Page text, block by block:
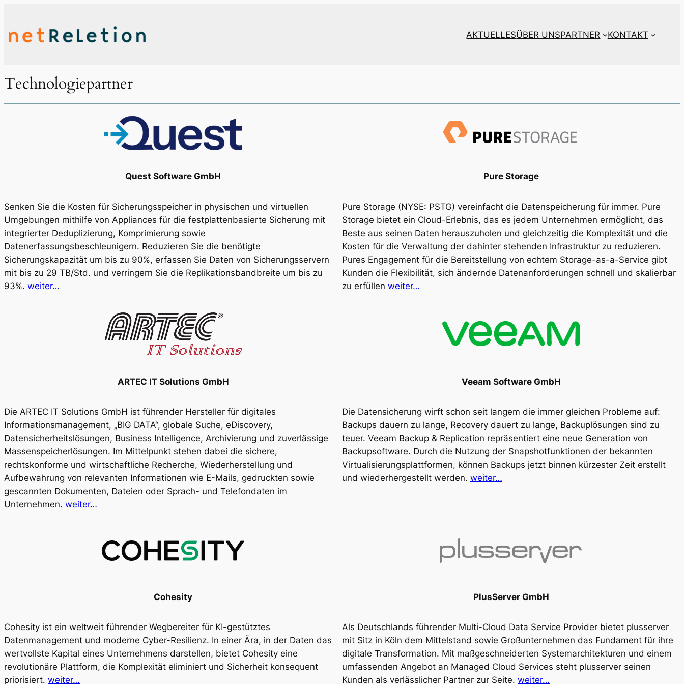
springen
AKTUELLESÜBER UNSPARTNER KONTAKT
Technologiepartner
Quest Software GmbH
Senken Sie die Kosten für Sicherungsspeicher in physischen und virtuellen
Umgebungen mithilfe von Appliances für die festplattenbasierte Sicherung mit
integrierter Deduplizierung, Komprimierung sowie
Datenerfassungsbeschleunigern. Reduzieren Sie die benötigte
Sicherungskapazität um bis zu 90%, erfassen Sie Daten von Sicherungsservern
mit bis zu 29 TB/Std. und verringern Sie die Replikationsbandbreite um bis zu
93%. weiter…
Pure Storage
Pure Storage (NYSE: PSTG) vereinfacht die Datenspeicherung für immer. Pure
Storage bietet ein Cloud-Erlebnis, das es jedem Unternehmen ermöglicht, das
Beste aus seinen Daten herauszuholen und gleichzeitig die Komplexität und die
Kosten für die Verwaltung der dahinter stehenden Infrastruktur zu reduzieren.
Pures Engagement für die Bereitstellung von echtem Storage-as-a-Service gibt
Kunden die Flexibilität, sich ändernde Datenanforderungen schnell und skalierbar
zu erfüllen weiter…
ARTEC IT Solutions GmbH
Die ARTEC IT Solutions GmbH ist führender Hersteller für digitales
Informationsmanagement, „BIG DATA“, globale Suche, eDiscovery,
Datensicherheitslösungen, Business Intelligence, Archivierung und zuverlässige
Massenspeicherlösungen. Im Mittelpunkt stehen dabei die sichere,
rechtskonforme und wirtschaftliche Recherche, Wiederherstellung und
Aufbewahrung von relevanten Informationen wie E-Mails, gedruckten sowie
gescannten Dokumenten, Dateien oder Sprach- und Telefondaten im
Unternehmen. weiter…
Veeam Software GmbH
Die Datensicherung wirft schon seit langem die immer gleichen Probleme auf:
Backups dauern zu lange, Recovery dauert zu lange, Backuplösungen sind zu
teuer. Veeam Backup & Replication repräsentiert eine neue Generation von
Backupsoftware. Durch die Nutzung der Snapshotfunktionen der bekannten
Virtualisierungsplattformen, können Backups jetzt binnen kürzester Zeit erstellt
und wiederhergestellt werden. weiter…
Cohesity
Cohesity ist ein weltweit führender Wegbereiter für KI-gestütztes
Datenmanagement und moderne Cyber-Resilienz. In einer Ära, in der Daten das
wertvollste Kapital eines Unternehmens darstellen, bietet Cohesity eine
revolutionäre Plattform, die Komplexität eliminiert und Sicherheit konsequent
priorisiert. weiter…
PlusServer GmbH
Als Deutschlands führender Multi-Cloud Data Service Provider bietet plusserver
mit Sitz in Köln dem Mittelstand sowie Großunternehmen das Fundament für ihre
digitale Transformation. Mit maßgeschneiderten Systemarchitekturen und einem
umfassenden Angebot an Managed Cloud Services steht plusserver seinen
Kunden als verlässlicher Partner zur Seite. weiter…